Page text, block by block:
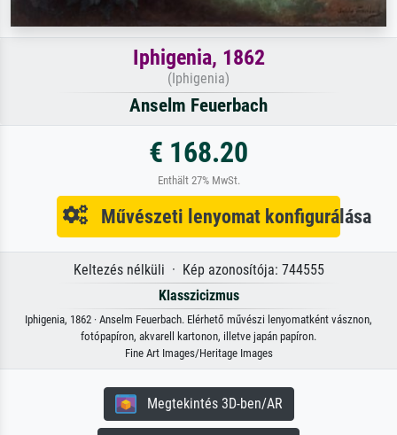
Iphigenia, 1862
(Iphigenia)
Anselm Feuerbach
€ 168.20
Enthält 27% MwSt.
Művészeti lenyomat konfigurálása
Keltezés nélküli · Kép azonosítója: 744555
Klasszicizmus
Iphigenia, 1862 · Anselm Feuerbach. Elérhető művészi lenyomatként vásznon,
fotópapíron, akvarell kartonon, illetve japán papíron.
Fine Art Images/Heritage Images
Megtekintés 3D-ben/AR